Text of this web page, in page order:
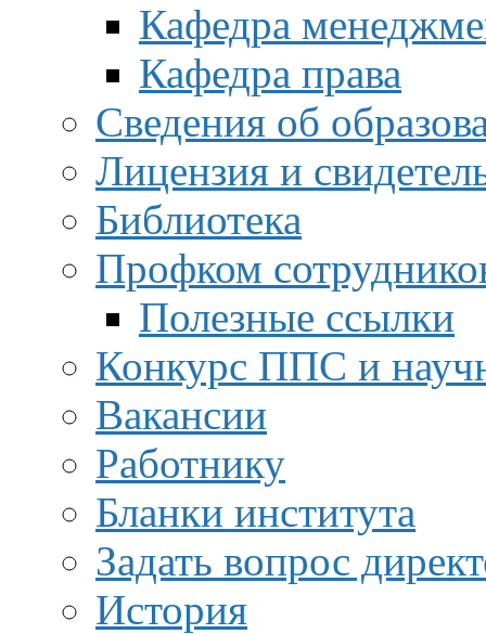
Кафедра
Кафедра права
Сведения об
Лицензия и
Библиотека
Профком
Полезные ссылки
Конкурс ППС и
Вакансии
Работнику
Бланки института
Задать вопрос
История